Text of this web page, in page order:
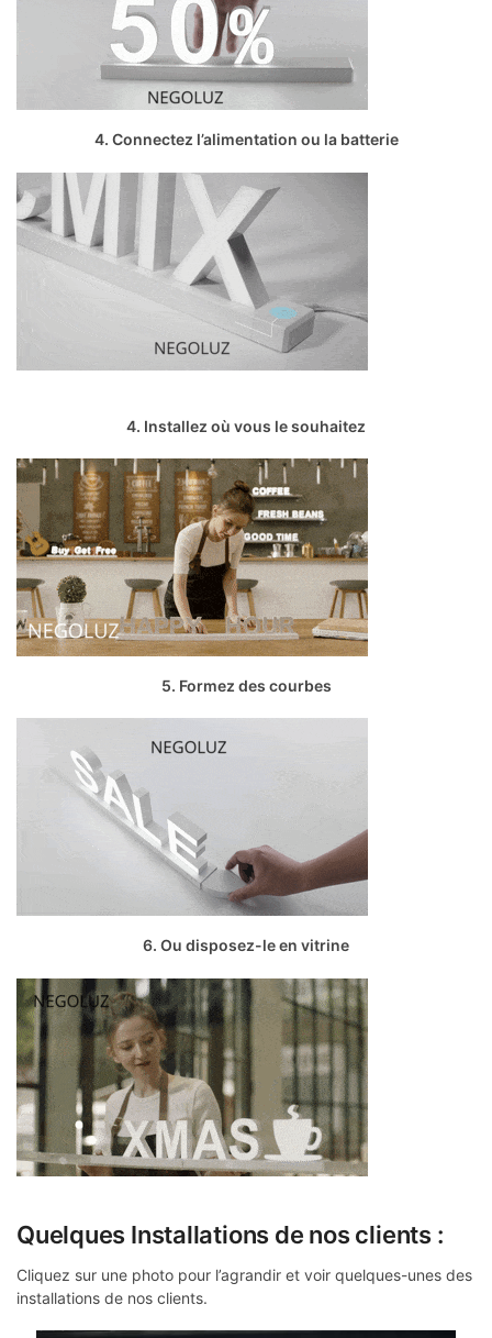
4. Connectez l’alimentation ou la batterie
4. Installez où vous le souhaitez
5. Formez des courbes
6. Ou disposez-le en vitrine
Quelques Installations de nos clients :
Cliquez sur une photo pour l’agrandir et voir quelques-unes des
installations de nos clients.